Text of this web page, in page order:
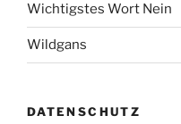
Wichtigstes Wort Nein
Wildgans
DATENSCHUTZ